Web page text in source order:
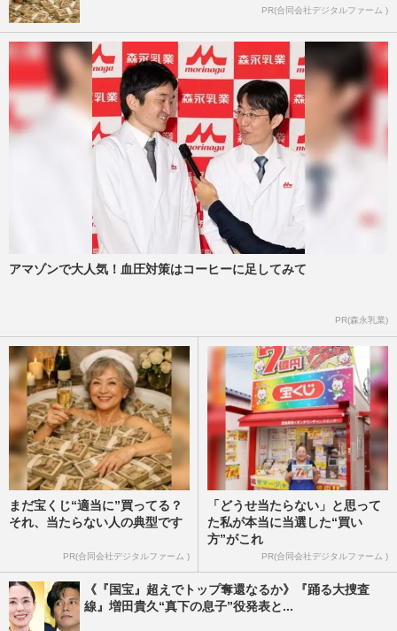
PR(合同会社デジタルファーム )
アマゾンで大人気！血圧対策はコーヒーに足してみて
PR(森永乳業)
まだ宝くじ“適当に”買ってる？
それ、当たらない人の典型です
PR(合同会社デジタルファーム )
「どうせ当たらない」と思って
た私が本当に当選した“買い
方”がこれ
PR(合同会社デジタルファーム )
《『国宝』超えでトップ奪還なるか》『踊る大捜査
線』増田貴久“真下の息子”役発表と...